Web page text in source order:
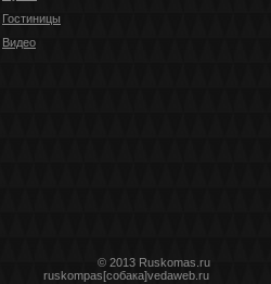
Гостиницы
Видео
© 2013 Ruskomas.ru
ruskompas[собака]vedaweb.ru